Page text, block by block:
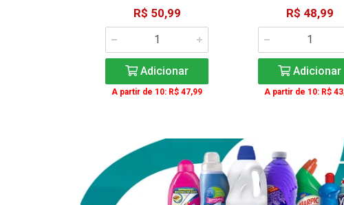
R$ 50,99
Adicionar
A partir de 10: R$ 47,99
R$ 48,99
Adicionar
A partir de 10: R$